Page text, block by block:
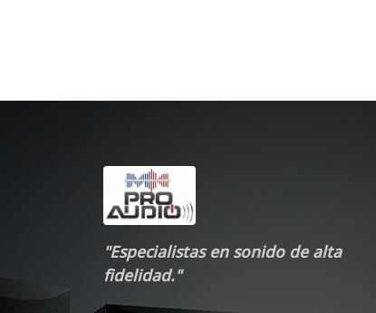
"Especialistas en sonido de alta
fidelidad."